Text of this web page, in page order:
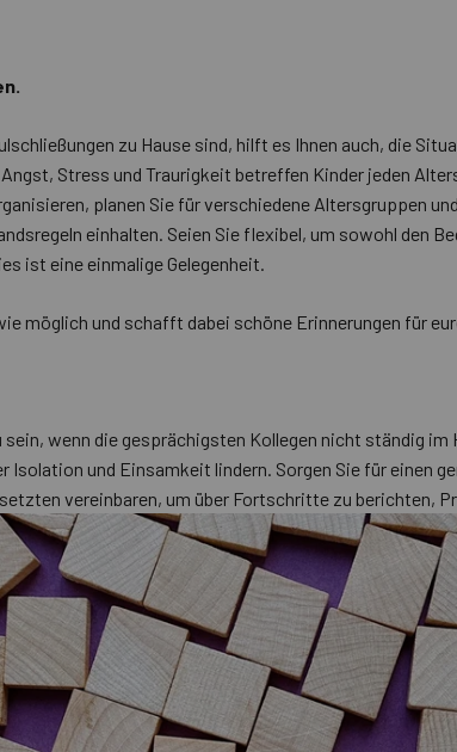
zu Hause sind, hilft es Ihnen auch, die
Stress und Traurigkeit betreffen Kinder jeden
planen Sie für verschiedene Altersgruppen
einhalten. Seien Sie flexibel, um sowohl den
ist eine einmalige Gelegenheit.
möglich und schafft dabei schöne Erinnerungen für
wenn die gesprächigsten Kollegen nicht ständig
Isolation und Einsamkeit lindern. Sorgen Sie für einen
vereinbaren, um über Fortschritte zu berichten,